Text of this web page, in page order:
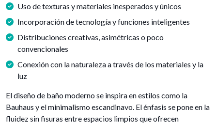
Uso de texturas y materiales inesperados y únicos
Incorporación de tecnología y funciones inteligentes
Distribuciones creativas, asimétricas o poco
convencionales
Conexión con la naturaleza a través de los materiales y la
luz
El diseño de baño moderno se inspira en estilos como la
Bauhaus y el minimalismo escandinavo. El énfasis se pone en la
fluidez sin fisuras entre espacios limpios que ofrecen